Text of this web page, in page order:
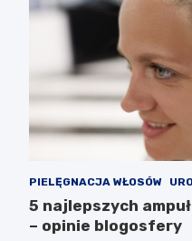
PIELĘGNACJA WŁOSÓW
5 najlepszych
– opinie blogosfery